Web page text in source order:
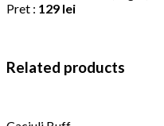
Pret : 129 lei
Related products